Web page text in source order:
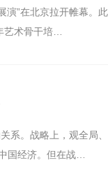
艺术骨干培…
系。战略上，观全局
国经济。但在战…